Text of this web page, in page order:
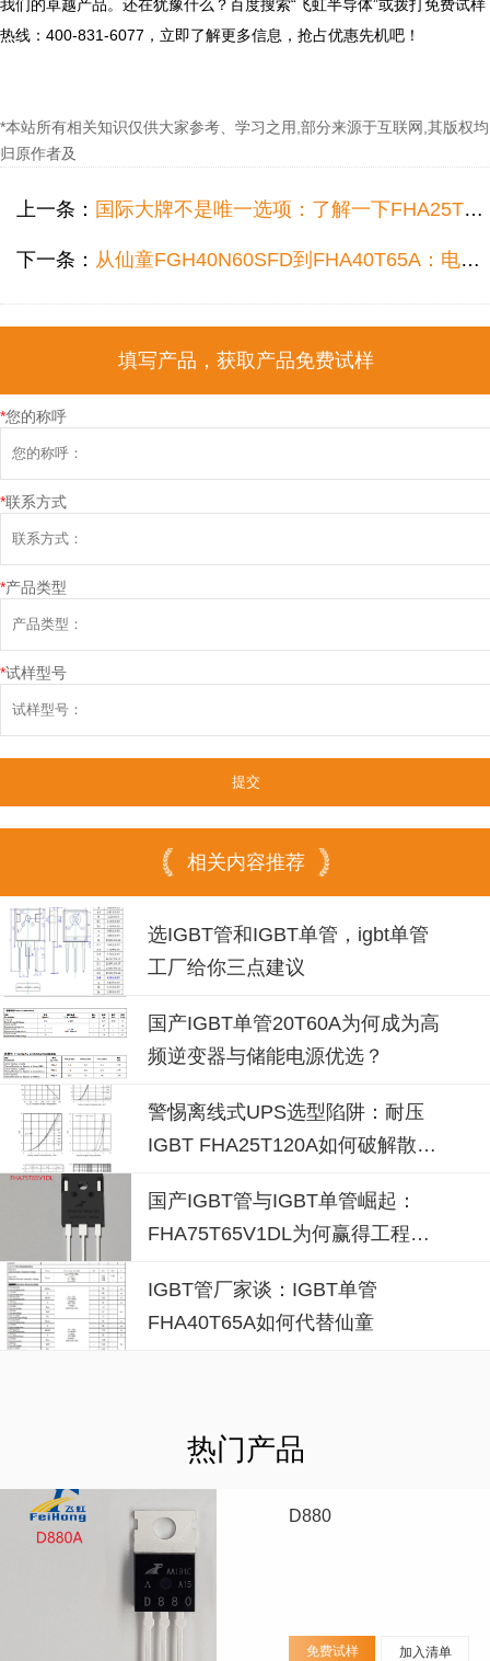
我们的卓越产品。还在犹豫什么？百度搜索“飞虹半导体”或拨打免费试样
热线：400-831-6077，立即了解更多信息，抢占优惠先机吧！
*本站所有相关知识仅供大家参考、学习之用,部分来源于互联网,其版权均
归原作者及
上一条： 国际大牌不是唯一选项：了解一下FHA25T120A这款纯国产大功率IGBT单管
下一条： 从仙童FGH40N60SFD到FHA40T65A：电动工具高压igbt选型的新风向标
填写产品，获取产品免费试样
*您的称呼
*联系方式
*产品类型
*试样型号
相关内容推荐
选IGBT管和IGBT单管，igbt单管
工厂给你三点建议
国产IGBT单管20T60A为何成为高
频逆变器与储能电源优选？
警惕离线式UPS选型陷阱：耐压
IGBT FHA25T120A如何破解散热
国产IGBT管与IGBT单管崛起：
FHA75T65V1DL为何赢得工程师
IGBT管厂家谈：IGBT单管
FHA40T65A如何代替仙童
热门产品
D880
免费试样 加入清单